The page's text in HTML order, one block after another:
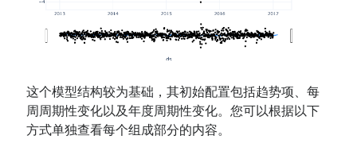
这个模型结构较为基础，其初始配置包括趋势项、每
周周期性变化以及年度周期性变化。您可以根据以下
方式单独查看每个组成部分的内容。